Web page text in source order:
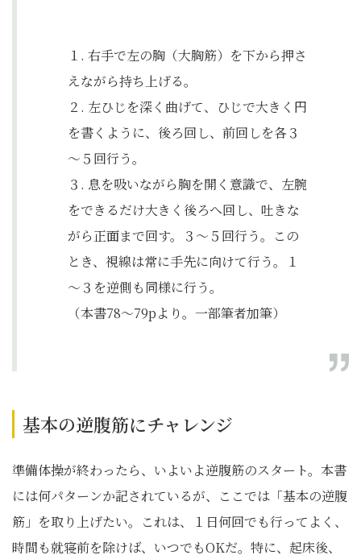
１. 右手で左の胸（大胸筋）を下から押さ
えながら持ち上げる。
２. 左ひじを深く曲げて、ひじで大きく円
を書くように、後ろ回し、前回しを各３
～５回行う。
３. 息を吸いながら胸を開く意識で、左腕
をできるだけ大きく後ろへ回し、吐きな
がら正面まで回す。３～５回行う。この
とき、視線は常に手先に向けて行う。１
～３を逆側も同様に行う。
（本書78～79pより。一部筆者加筆）
基本の逆腹筋にチャレンジ
準備体操が終わったら、いよいよ逆腹筋のスタート。本書
には何パターンか記されているが、ここでは「基本の逆腹
筋」を取り上げたい。これは、１日何回でも行ってよく、
時間も就寝前を除けば、いつでもOKだ。特に、起床後、